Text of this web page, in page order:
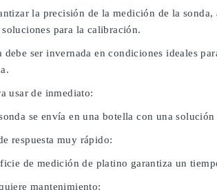
la precisión de la medición de la
soluciones para la calibración.
debe ser invernada en condiciones ideales
usar de inmediato:
se envía en una botella con una
respuesta muy rápido:
de medición de platino garantiza un
mantenimiento: